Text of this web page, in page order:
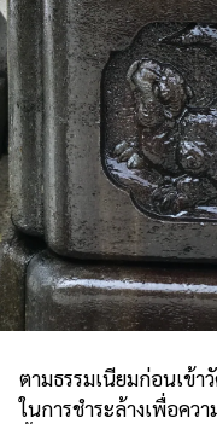
ตามธรรมเนียมก่อนเข้า
ในการชำระล้างเพื่อคว